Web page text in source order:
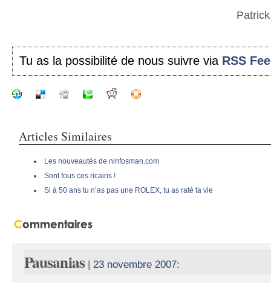
Tu as la possibilité de nous suivre via RSS
Articles Similaires
Les nouveautés de ninfosman.com
Sont fous ces ricains !
Si à 50 ans tu n’as pas une ROLEX, tu as raté ta vie
Pausanias| 23 novembre 2007: